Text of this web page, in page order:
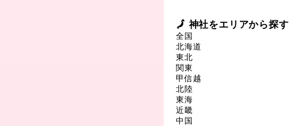
🗾 神社をエリアから探す
全国
北海道
東北
関東
甲信越
北陸
東海
近畿
中国